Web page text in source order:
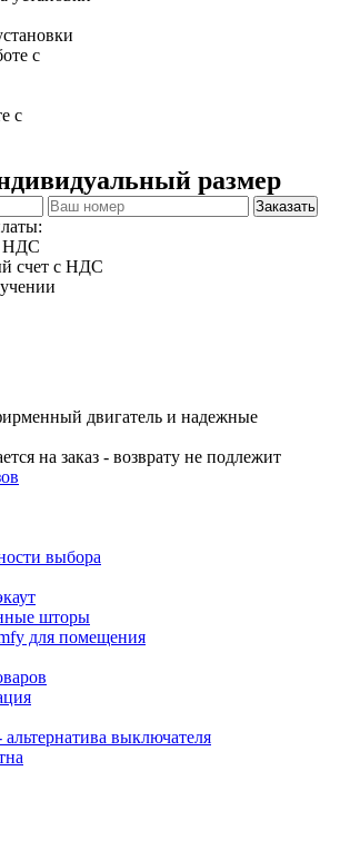
с
размер
Заказать
НДС
счет с НДС
двигатель и надежные
на заказ - возврату не подлежит
выбора
шторы
для помещения
выключателя